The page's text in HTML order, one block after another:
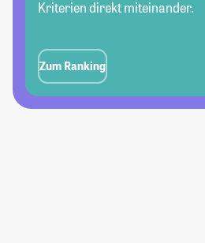
Kriterien direkt miteinander.
Zum Ranking